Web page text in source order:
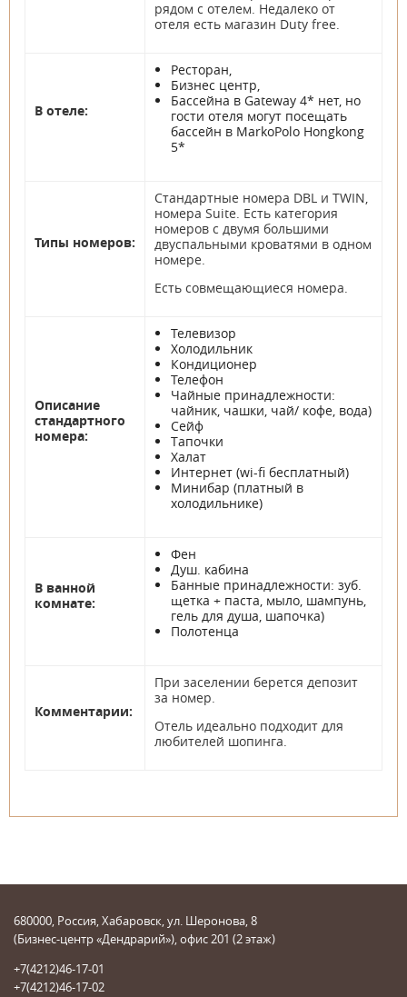
рядом с отелем. Недалеко от
отеля есть магазин Duty free.
В отеле:
Ресторан,
Бизнес центр,
Бассейна в Gateway 4* нет, но
гости отеля могут посещать
бассейн в MarkoPolo Hongkong
5*
Типы номеров:
Стандартные номера DBL и TWIN,
номера Suite. Есть категория
номеров с двумя большими
двуспальными кроватями в одном
номере.
Есть совмещающиеся номера.
Описание
стандартного
номера:
Телевизор
Холодильник
Кондиционер
Телефон
Чайные принадлежности:
чайник, чашки, чай/ кофе, вода)
Сейф
Тапочки
Халат
Интернет (wi-fi бесплатный)
Минибар (платный в
холодильнике)
В ванной
комнате:
Фен
Душ. кабина
Банные принадлежности: зуб.
щетка + паста, мыло, шампунь,
гель для душа, шапочка)
Полотенца
Комментарии:
При заселении берется депозит
за номер.
Отель идеально подходит для
любителей шопинга.
680000, Россия, Хабаровск, ул. Шеронова, 8
(Бизнес-центр «Дендрарий»), офис 201 (2 этаж)
+7(4212)46-17-01
+7(4212)46-17-02